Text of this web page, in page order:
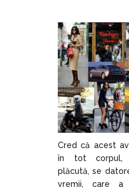
Cred că acest
în tot corpul,
plăcută, se
vremii, care